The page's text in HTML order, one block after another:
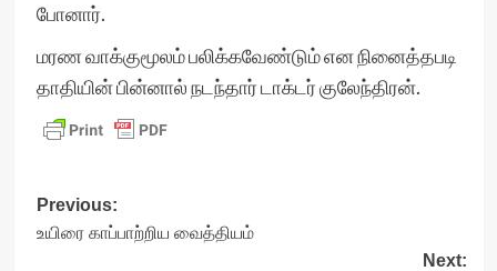
போனார்.
மரண வாக்குமூலம் பலிக்கவேண்டும் என நினைத்தபடி
தாதியின் பின்னால் நடந்தார் டாக்டர் குலேந்திரன்.
Post
navigation
Previous:
உயிரை காப்பாற்றிய வைத்தியம்
Next: